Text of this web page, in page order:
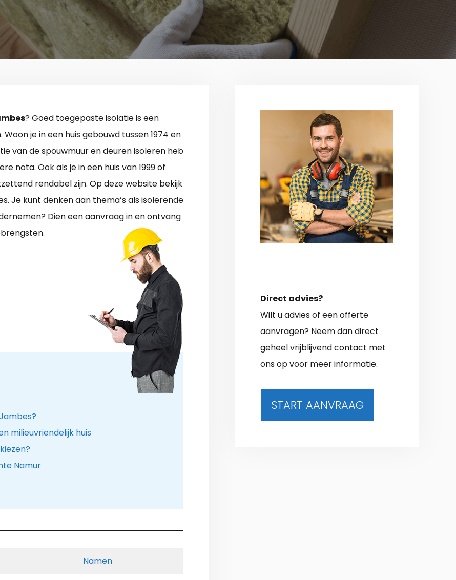
? Goed toegepaste isolatie is een
je in een huis gebouwd tussen 1974 en
van de spouwmuur en deuren isoleren heb
nota. Ook als je in een huis van 1999 of
rendabel zijn. Op deze website bekijk
Je kunt denken aan thema’s als isolerende
Dien een aanvraag in en ontvang
milieuvriendelijk huis
Namur
Namen
Direct advies?
Wilt u advies of een offerte
aanvragen? Neem dan direct
geheel vrijblijvend contact met
ons op voor meer informatie.
START AANVRAAG